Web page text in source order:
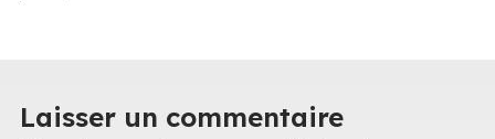
Laisser un commentaire